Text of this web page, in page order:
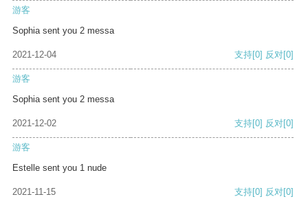
游客
Sophia sent you 2 messa
2021-12-04 支持[0] 反对[0]
游客
Sophia sent you 2 messa
2021-12-02 支持[0] 反对[0]
游客
Estelle sent you 1 nude
2021-11-15 支持[0] 反对[0]